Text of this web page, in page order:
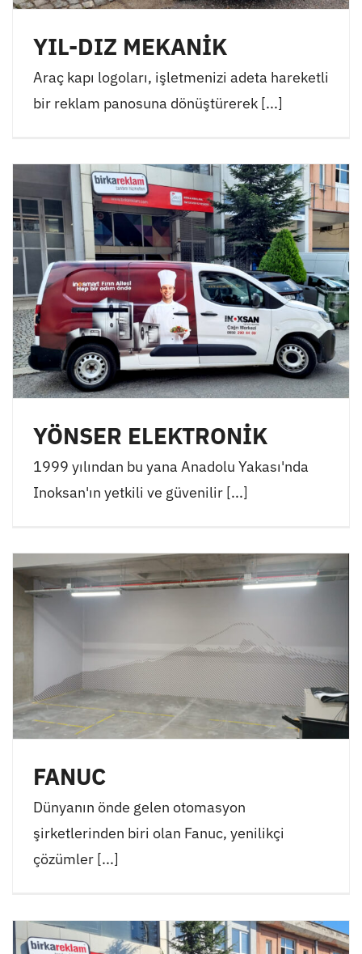
YIL-DIZ MEKANİK
Araç kapı logoları, işletmenizi adeta hareketli
bir reklam panosuna dönüştürerek [...]
YÖNSER ELEKTRONİK
1999 yılından bu yana Anadolu Yakası'nda
Inoksan'ın yetkili ve güvenilir [...]
FANUC
Dünyanın önde gelen otomasyon
şirketlerinden biri olan Fanuc, yenilikçi
çözümler [...]